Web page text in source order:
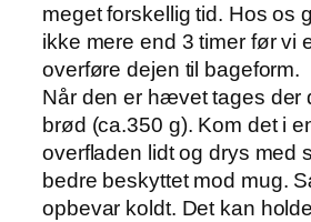
meget forskellig tid. Hos os
ikke mere end 3 timer før vi
overføre dejen til bageform.
Når den er hævet tages der
brød (ca.350 g). Kom det i
overfladen lidt og drys med
bedre beskyttet mod mug.
opbevar koldt. Det kan